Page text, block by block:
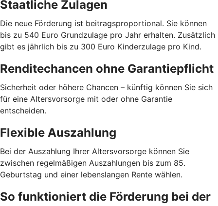
Staatliche Zulagen
Die neue Förderung ist beitragsproportional. Sie können
bis zu 540 Euro Grundzulage pro Jahr erhalten. Zusätzlich
gibt es jährlich bis zu 300 Euro Kinderzulage pro Kind.
Renditechancen ohne Garantiepflicht
Sicherheit oder höhere Chancen – künftig können Sie sich
für eine Altersvorsorge mit oder ohne Garantie
entscheiden.
Flexible Auszahlung
Bei der Auszahlung Ihrer Altersvorsorge können Sie
zwischen regelmäßigen Auszahlungen bis zum 85.
Geburtstag und einer lebenslangen Rente wählen.
So funktioniert die Förderung bei der